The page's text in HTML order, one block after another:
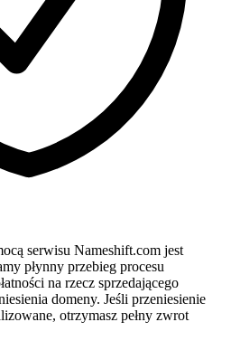
serwisu Nameshift.com jest
płynny przebieg procesu
na rzecz sprzedającego
domeny. Jeśli przeniesienie
otrzymasz pełny zwrot